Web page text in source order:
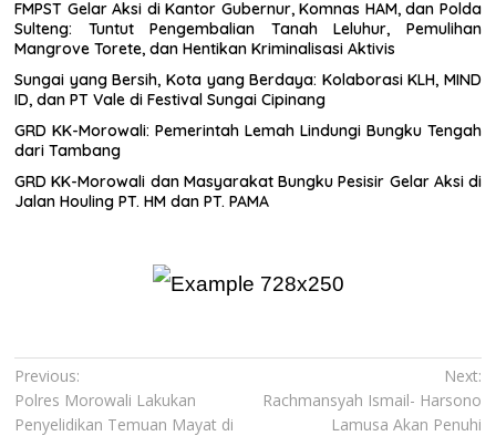
FMPST Gelar Aksi di Kantor Gubernur, Komnas HAM, dan Polda
Sulteng: Tuntut Pengembalian Tanah Leluhur, Pemulihan
Mangrove Torete, dan Hentikan Kriminalisasi Aktivis
Sungai yang Bersih, Kota yang Berdaya: Kolaborasi KLH, MIND
ID, dan PT Vale di Festival Sungai Cipinang
GRD KK-Morowali: Pemerintah Lemah Lindungi Bungku Tengah
dari Tambang
GRD KK-Morowali dan Masyarakat Bungku Pesisir Gelar Aksi di
Jalan Houling PT. HM dan PT. PAMA
Navigasi
pos
Previous:
Polres Morowali Lakukan
Penyelidikan Temuan Mayat di
Next:
Rachmansyah Ismail- Harsono
Lamusa Akan Penuhi